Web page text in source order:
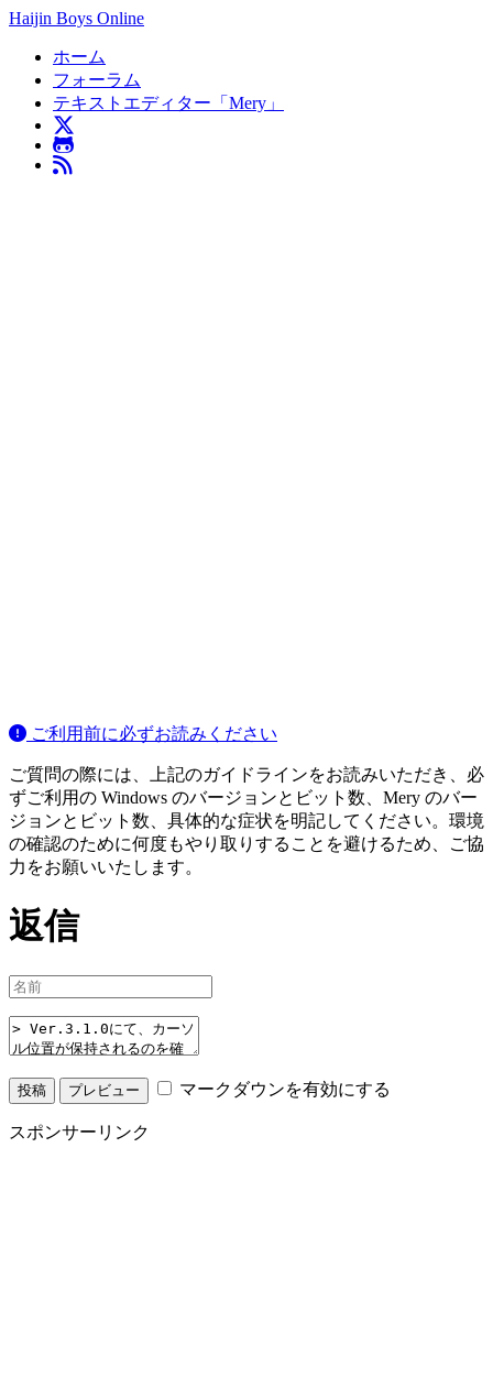
Haijin Boys Online
ホーム
フォーラム
テキストエディター「Mery」
ご利用前に必ずお読みください
ご質問の際には、上記のガイドラインをお読みいただき、必
ずご利用の Windows のバージョンとビット数、Mery のバー
ジョンとビット数、具体的な症状を明記してください。環境
の確認のために何度もやり取りすることを避けるため、ご協
力をお願いいたします。
返信
マークダウンを有効にする
スポンサーリンク